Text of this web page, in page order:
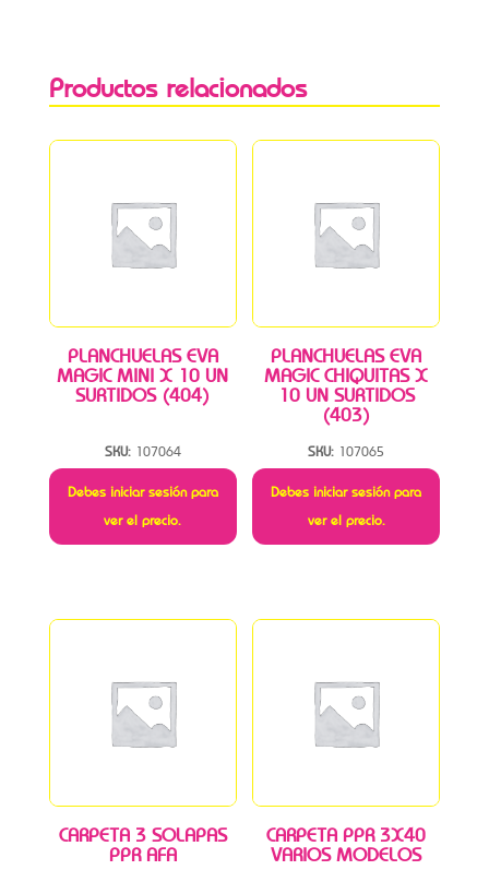
Productos relacionados
PLANCHUELAS EVA
MAGIC MINI X 10 UN
SURTIDOS (404)
SKU: 107064
Debes iniciar sesión para
ver el precio.
PLANCHUELAS EVA
MAGIC CHIQUITAS X
10 UN SURTIDOS
(403)
SKU: 107065
Debes iniciar sesión para
ver el precio.
CARPETA 3 SOLAPAS
PPR AFA
CARPETA PPR 3X40
VARIOS MODELOS